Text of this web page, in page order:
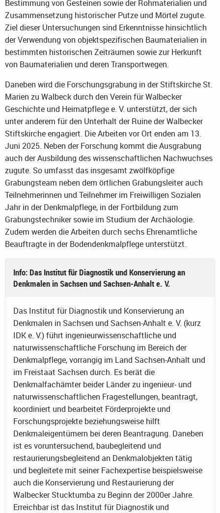
Bestimmung von Gesteinen sowie der Rohmaterialien und
Zusammensetzung historischer Putze und Mörtel zugute.
Ziel dieser Untersuchungen sind Erkenntnisse hinsichtlich
der Verwendung von objektspezifischen Baumaterialien in
bestimmten historischen Zeiträumen sowie zur Herkunft
von Baumaterialien und deren Transportwegen.
Daneben wird die Forschungsgrabung in der Stiftskirche St.
Marien zu Walbeck durch den Verein für Walbecker
Geschichte und Heimatpflege e. V. unterstützt, der sich
unter anderem für den Unterhalt der Ruine der Walbecker
Stiftskirche engagiert. Die Arbeiten vor Ort enden am 13.
Juni 2025. Neben der Forschung kommt die Ausgrabung
auch der Ausbildung des wissenschaftlichen Nachwuchses
zugute. So umfasst das insgesamt zwölfköpfige
Grabungsteam neben dem örtlichen Grabungsleiter auch
Teilnehmerinnen und Teilnehmer im Freiwilligen Sozialen
Jahr in der Denkmalpflege, in der Fortbildung zum
Grabungstechniker sowie im Studium der Archäologie.
Zudem werden die Arbeiten durch sechs Ehrenamtliche
Beauftragte in der Bodendenkmalpflege unterstützt.
Info: Das Institut für Diagnostik und Konservierung an
Denkmalen in Sachsen und Sachsen-Anhalt e. V.
Das Institut für Diagnostik und Konservierung an
Denkmalen in Sachsen und Sachsen-Anhalt e. V. (kurz
IDK e. V.) führt ingenieurwissenschaftliche und
naturwissenschaftliche Forschung im Bereich der
Denkmalpflege, vorrangig im Land Sachsen-Anhalt und
im Freistaat Sachsen durch. Es berät die
Denkmalfachämter beider Länder zu ingenieur- und
naturwissenschaftlichen Fragestellungen, beantragt,
koordiniert und bearbeitet Förderprojekte und
Forschungsprojekte beziehungsweise hilft
Denkmaleigentümern bei deren Beantragung. Daneben
ist es voruntersuchend, baubegleitend und
restaurierungsbegleitend an Denkmalobjekten tätig
und begleitete mit seiner Fachexpertise beispielsweise
auch die Konservierung und Restaurierung der
Walbecker Stucktumba zu Beginn der 2000er Jahre.
Erreichbar ist das Institut für Diagnostik und